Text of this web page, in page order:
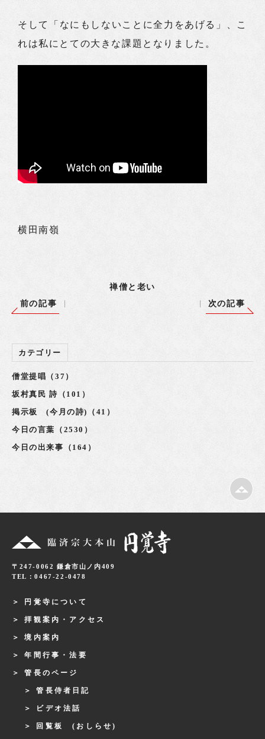
そして「なにもしないことに全力をあげる」、こ
れは私にとての大きな課題となりました。
横田南嶺
禅僧と老い
前の記事
次の記事
カテゴリー
僧堂提唱（37）
坂村真民 詩（101）
掲示板 (今月の詩)（41）
今日の言葉（2530）
今日の出来事（164）
〒247-0062 鎌倉市山ノ内409
TEL：0467-22-0478
円覚寺について
拝観案内・アクセス
境内案内
年間行事・法要
管長のページ
管長侍者日記
ビデオ法話
回覧板 (おしらせ)